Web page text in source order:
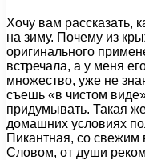
Хочу вам рассказать,
на зиму. Почему из
оригинального
встречала, а у меня
множество, уже не
съешь «в чистом
придумывать. Такая
домашних условиях
Пикантная, со свежим
Словом, от души